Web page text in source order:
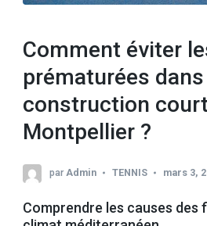
Comment éviter
prématurées
construction
Montpellier ?
par Admin TENNIS mars 3,
Comprendre les causes des